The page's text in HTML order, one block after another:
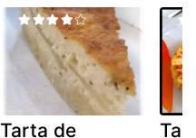
Tarta de